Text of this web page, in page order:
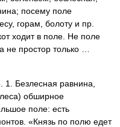
посему поле
горам, болоту и пр.
ходит в поле. Не поле
не простор только …
Безлесная равнина,
обширное
поле: есть
«Князь по полю едет